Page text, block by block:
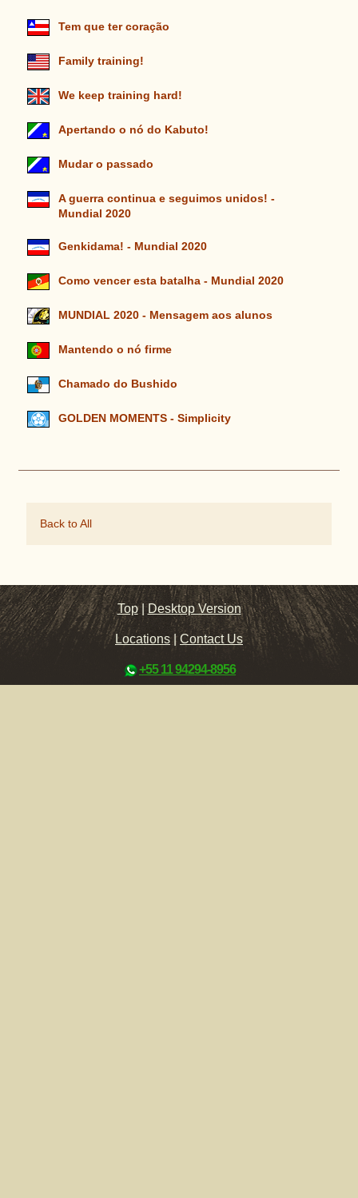
Tem que ter coração
Family training!
We keep training hard!
Apertando o nó do Kabuto!
Mudar o passado
A guerra continua e seguimos unidos! -
Mundial 2020
Genkidama! - Mundial 2020
Como vencer esta batalha - Mundial 2020
MUNDIAL 2020 - Mensagem aos alunos
Mantendo o nó firme
Chamado do Bushido
GOLDEN MOMENTS - Simplicity
Back to All
Top |Desktop Version
Locations|Contact Us
+55 11 94294-8956